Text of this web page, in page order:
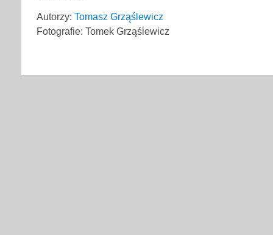
Autorzy: Tomasz Grząślewicz
Fotografie: Tomek Grząślewicz